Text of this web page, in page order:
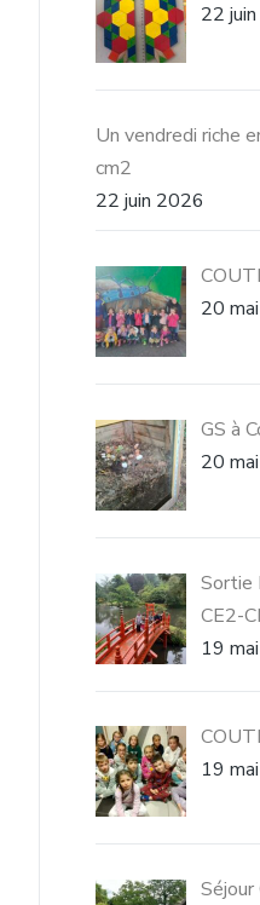
22
Un vendredi riche
cm2
22 juin 2026
20
GS à
20
Sortie
CE2-
19
19